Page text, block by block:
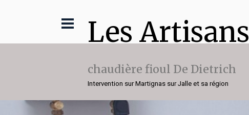
Les Artisans
chaudière fioul De Dietrich
Intervention sur Martignas sur Jalle et sa région